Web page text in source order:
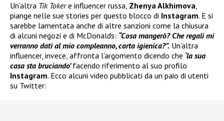
Un’altra Tik Tokere influencer russa, Zhenya Alkhimova,
piange nelle sue stories per questo blocco di Instagram. E si
sarebbe lamentata anche di altre sanzioni come la chiusura
di alcuni negozi e di McDonalds: “Cosa mangerò? Che regali mi
verranno dati al mio compleanno, carta igienica?”. Un’altra
influencer, invece, affronta l’argomento dicendo che ‘la sua
casa sta bruciando’facendo riferimento al suo profilo
Instagram. Ecco alcuni video pubblicati da un paio di utenti
su Twitter: